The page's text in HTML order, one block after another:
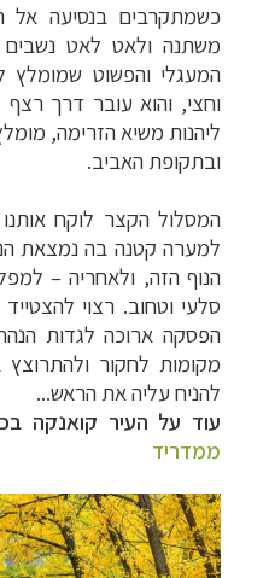
כשמתקרבים בנסיעה אל
משתנה ולאט לאט
המעגלי והפשוט שמומלץ
וחצי, והוא עובר דרך
ליהנות משיא הזרימה,
ובתקופת האביב.
המסלול הקצר לוקח
למערה קטנה בה נמצאת
הנוף הזה, ולאחריה –
סלעי וטחוב. רצוי
הפסקה ארוכה לגדות
מקומות לחקור
להניח עליה את הראש...
עוד על העיר קואנקה
ממדריד